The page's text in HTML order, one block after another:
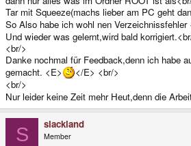
Tar mit Squeeze(machs lieber am PC geht
So Also habe ich wohl nen Verzeichnissfehler
Und wieder was gelernt,wird bald
<br/>
Danke nochmal für Feedback,denn ich habe
gemacht. <E>
</E> <br/>
<br/>
Nur leider keine Zeit mehr Heut,denn die
S slackland
Member